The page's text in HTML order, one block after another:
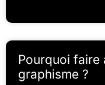
Pourquoi faire
graphisme ?